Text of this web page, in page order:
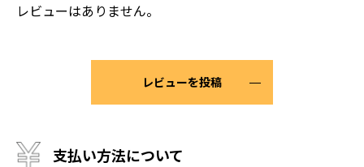
レビューはありません。
レビューを投稿
支払い方法について